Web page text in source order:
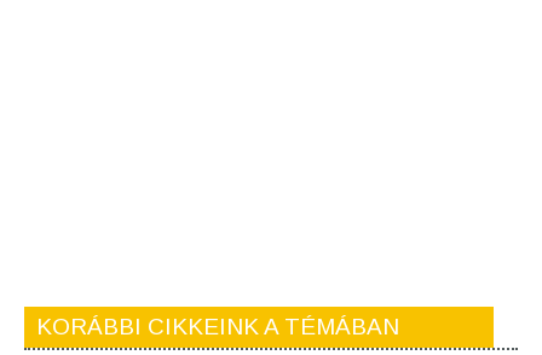
KORÁBBI CIKKEINK A TÉMÁBAN